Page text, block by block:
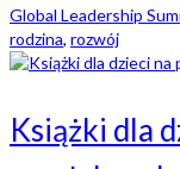
Global Leadership
rodzina, rozwój
Książki dla